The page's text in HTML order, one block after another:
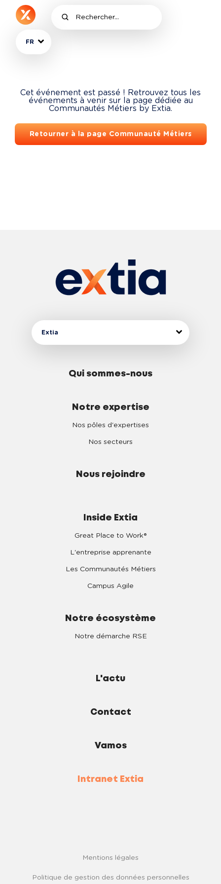
FR
Cet événement est passé ! Retrouvez tous les
événements à venir sur la page dédiée au
Communautés Métiers by Extia.
Retourner à la page Communauté Métiers
Extia
Qui sommes-nous
Notre expertise
Nos pôles d'expertises
Nos secteurs
Nous rejoindre
Inside Extia
Great Place to Work®
L'entreprise apprenante
Les Communautés Métiers
Campus Agile
Notre écosystème
Notre démarche RSE
L'actu
Contact
Vamos
Intranet Extia
Mentions légales
Politique de gestion des données personnelles